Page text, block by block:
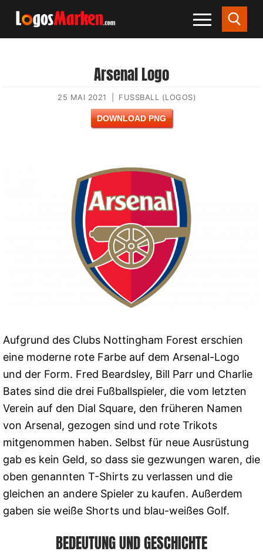
Arsenal Logo
25 MAI 2021 FUSSBALL (LOGOS)
DOWNLOAD PNG
Aufgrund des Clubs Nottingham Forest erschien
eine moderne rote Farbe auf dem Arsenal-Logo
und der Form. Fred Beardsley, Bill Parr und Charlie
Bates sind die drei Fußballspieler, die vom letzten
Verein auf den Dial Square, den früheren Namen
von Arsenal, gezogen sind und rote Trikots
mitgenommen haben. Selbst für neue Ausrüstung
gab es kein Geld, so dass sie gezwungen waren, die
oben genannten T-Shirts zu verlassen und die
gleichen an andere Spieler zu kaufen. Außerdem
gaben sie weiße Shorts und blau-weißes Golf.
BEDEUTUNG UND GESCHICHTE